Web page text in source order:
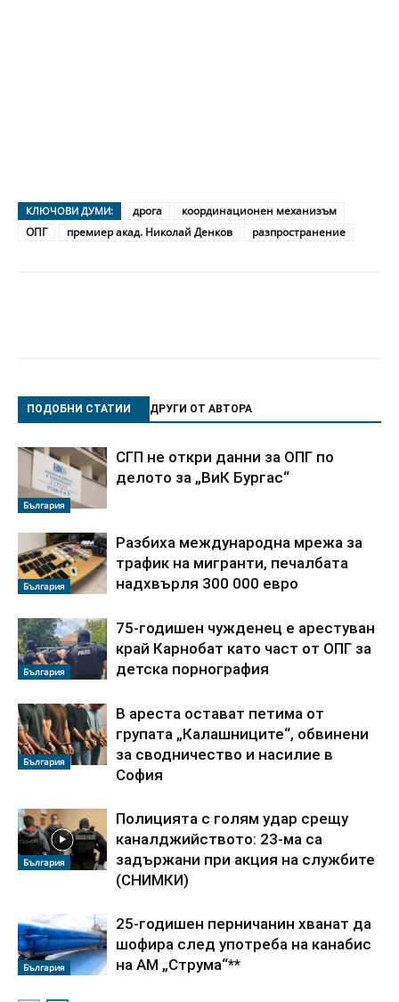
КЛЮЧОВИ ДУМИ: дрога
координационен механизъм
ОПГ
премиер акад. Николай Денков разпространение
ПОДОБНИ СТАТИИ ДРУГИ ОТ АВТОРА
България
СГП не откри данни за ОПГ по
делото за „ВиК Бургас“
България
Разбиха международна мрежа за
трафик на мигранти, печалбата
надхвърля 300 000 евро
България
75-годишен чужденец е арестуван
край Карнобат като част от ОПГ за
детска порнография
България
В ареста остават петима от
групата „Калашниците“, обвинени
за сводничество и насилие в
София
България
Полицията с голям удар срещу
каналджийството: 23-ма са
задържани при акция на службите
(СНИМКИ)
България
25-годишен перничанин хванат да
шофира след употреба на канабис
на АМ „Струма“**